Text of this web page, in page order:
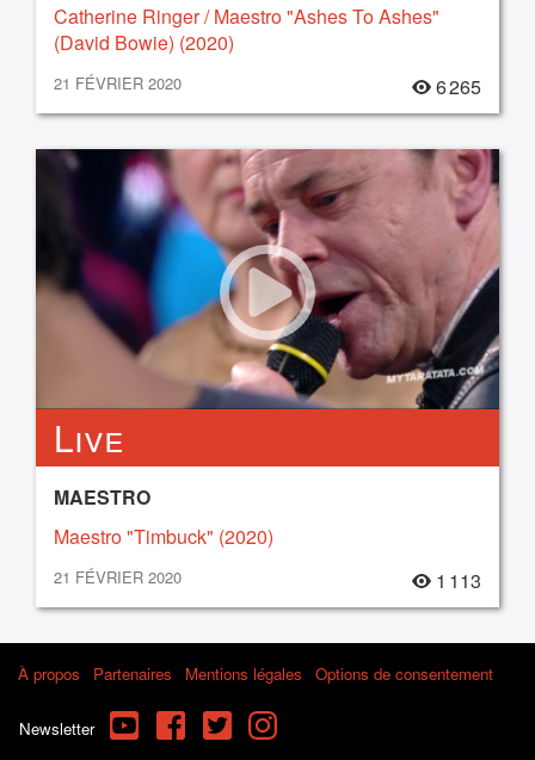
Catherine Ringer / Maestro "Ashes To Ashes"
(David Bowie) (2020)
21 FÉVRIER 2020 6 265
Live
MAESTRO
Maestro "Timbuck" (2020)
21 FÉVRIER 2020 1 113
À propos Partenaires Mentions légales Options de consentement
Newsletter YouTube FacebookTwitterInstagram